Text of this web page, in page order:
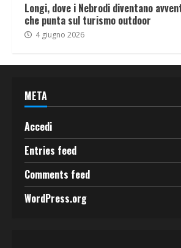
Longi, dove i Nebrodi diventano
che punta sul turismo outdoor
4 giugno 2026
META
Accedi
Entries feed
Comments feed
WordPress.org